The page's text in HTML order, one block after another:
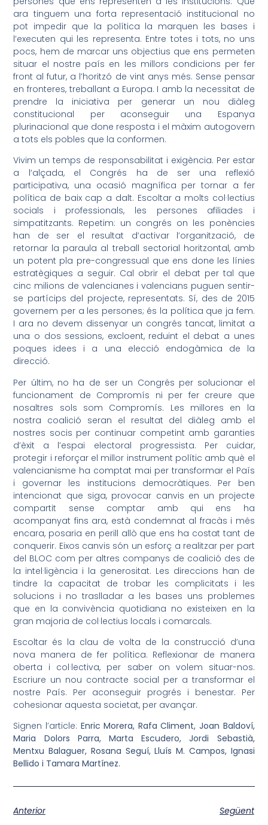
ara tinguem una forta representació institucional no
pot impedir que la política la marquen les bases i
l’executen qui les representa. Entre totes i tots, no uns
pocs, hem de marcar uns objectius que ens permeten
situar el nostre país en les millors condicions per fer
front al futur, a l’horitzó de vint anys més. Sense pensar
en fronteres, treballant a Europa. I amb la necessitat de
prendre la iniciativa per generar un nou diàleg
constitucional per aconseguir una Espanya
plurinacional que done resposta i el màxim autogovern
a tots els pobles que la conformen.
Vivim un temps de responsabilitat i exigència. Per estar
a l’alçada, el Congrés ha de ser una reflexió
participativa, una ocasió magnífica per tornar a fer
política de baix cap a dalt. Escoltar a molts col·lectius
socials i professionals, les persones afiliades i
simpatitzants. Repetim: un congrés on les ponències
han de ser el resultat d’activar l’organització, de
retornar la paraula al treball sectorial horitzontal, amb
un potent pla pre-congressual que ens done les línies
estratègiques a seguir. Cal obrir el debat per tal que
cinc milions de valencianes i valencians puguen sentir-
se partícips del projecte, representats. Sí, des de 2015
governem per a les persones; és la política que ja fem.
I ara no devem dissenyar un congrés tancat, limitat a
una o dos sessions, excloent, reduint el debat a unes
poques idees i a una elecció endogàmica de la
direcció.
Per últim, no ha de ser un Congrés per solucionar el
funcionament de Compromís ni per fer creure que
nosaltres sols som Compromís. Les millores en la
nostra coalició seran el resultat del diàleg amb el
nostres socis per continuar competint amb garanties
d’èxit a l’espai electoral progressista. Per cuidar,
protegir i reforçar el millor instrument polític amb què el
valencianisme ha comptat mai per transformar el País
i governar les institucions democràtiques. Per ben
intencionat que siga, provocar canvis en un projecte
compartit sense comptar amb qui ens ha
acompanyat fins ara, està condemnat al fracàs i més
encara, posaria en perill allò que ens ha costat tant de
conquerir. Eixos canvis són un esforç a realitzar per part
del BLOC com per altres companys de coalició des de
la intel·ligència i la generositat. Les direccions han de
tindre la capacitat de trobar les complicitats i les
solucions i no traslladar a les bases uns problemes
que en la convivència quotidiana no existeixen en la
gran majoria de col·lectius locals i comarcals.
Escoltar és la clau de volta de la construcció d’una
nova manera de fer política. Reflexionar de manera
oberta i col·lectiva, per saber on volem situar-nos.
Escriure un nou contracte social per a transformar el
nostre País. Per aconseguir progrés i benestar. Per
cohesionar aquesta societat, per avançar.
Signen l’article: Enric Morera, Rafa Climent, Joan Baldoví,
Maria Dolors Parra, Marta Escudero, Jordi Sebastià,
Mentxu Balaguer, Rosana Seguí, Lluís M. Campos, Ignasi
Bellido i Tamara Martínez.
Anterior
Següent